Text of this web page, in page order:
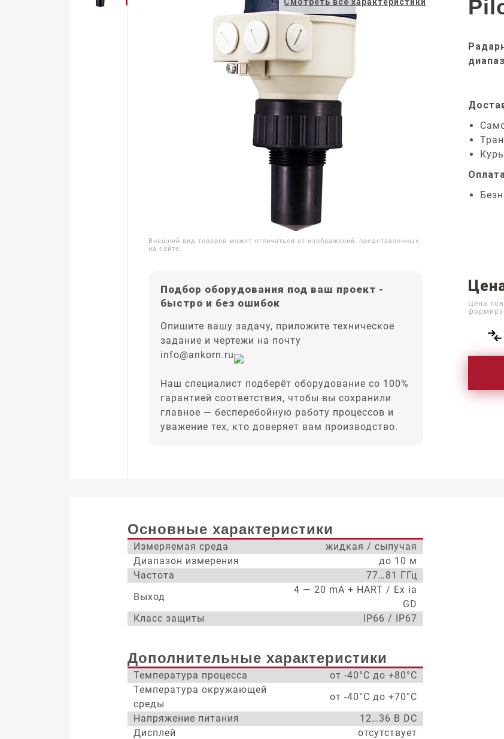
Внешний вид товаров может отличаться от изображений, представленных
на сайте.
Подбор оборудования под ваш проект -
быстро и без ошибок
Опишите вашу задачу, приложите техническое
задание и чертежи на почту
info@ankorn.ru
Наш специалист подберёт оборудование со 100%
гарантией соответствия, чтобы вы сохранили
главное — бесперебойную работу процессов и
уважение тех, кто доверяет вам производство.
Цена
Основные характеристики
Измеряемая среда
жидкая / сыпучая
Диапазон измерения
до 10 м
Частота
77…81 ГГц
Выход
4 — 20 mA + HART / Ex ia
GD
Класс защиты
IP66 / IP67
Дополнительные характеристики
Температура процесса
от -40°С до +80°С
Температура окружающей
среды
от -40°С до +70°С
Напряжение питания
12…36 В DC
Дисплей
отсутствует